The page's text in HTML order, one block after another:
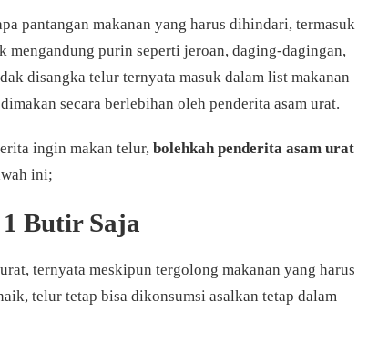
pantangan makanan yang harus dihindari, termasuk
mengandung purin seperti jeroan, daging-dagingan,
disangka telur ternyata masuk dalam list makanan
secara berlebihan oleh penderita asam urat.
ingin makan telur, bolehkah penderita asam urat
ini;
Butir Saja
ternyata meskipun tergolong makanan yang harus
telur tetap bisa dikonsumsi asalkan tetap dalam